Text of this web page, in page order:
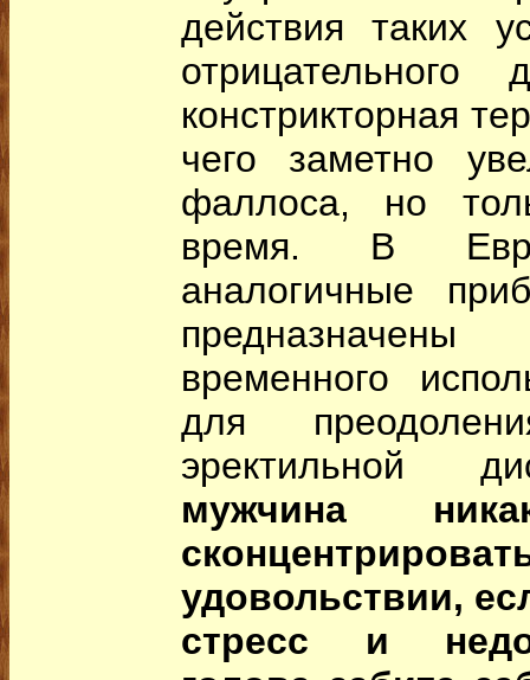
действия таких
отрицательного
констрикторная
чего заметно
фаллоса, но
время. В
аналогичные
временного
для
эректильной
мужчина
удовольствии,
стресс и